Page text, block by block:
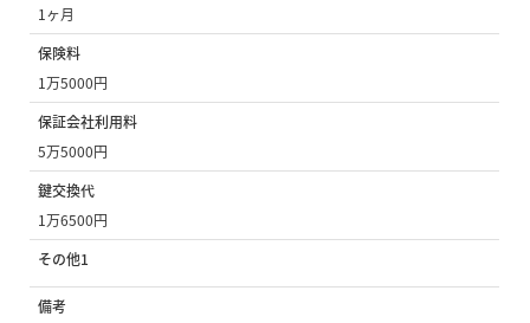
1ヶ月
保険料
1万5000円
保証会社利用料
5万5000円
鍵交換代
1万6500円
その他1
備考